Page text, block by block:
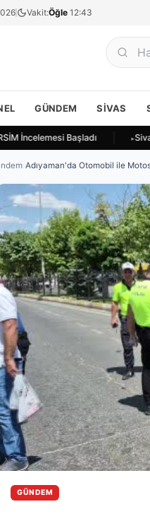
Vakit:Öğle 12:43
GÜNDEM SIVAS
İncelemesi Başladı
Adıyaman'da Otomobil ile
GÜNDEM